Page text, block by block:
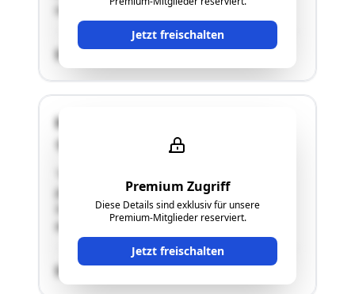
Jetzt freischalten
landwirtschaftliche Grundstücke."
SCHÄTZWERT
Premium Zugriff
Diese Details sind exklusiv für unsere
Premium-Mitglieder reserviert.
Jetzt freischalten
Höhenweg
geneigte Bauparzelle / unbebaut), KG 49230
Sierning, liegt ca. 800 m nordöstlich vom
Marktgemeindeamt SIERNING."
SCHÄTZWERT